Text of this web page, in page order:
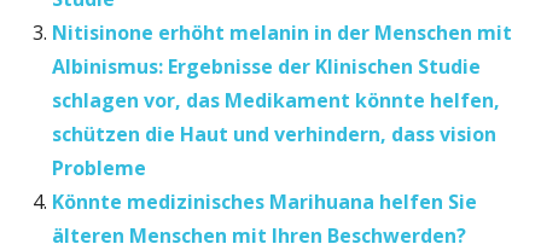
Nitisinone erhöht melanin in der Menschen mit
Albinismus: Ergebnisse der Klinischen Studie
schlagen vor, das Medikament könnte helfen,
schützen die Haut und verhindern, dass vision
Probleme
Könnte medizinisches Marihuana helfen Sie
älteren Menschen mit Ihren Beschwerden?